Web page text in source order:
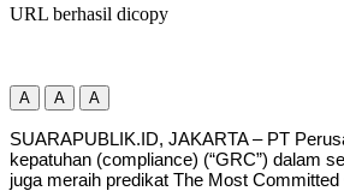
URL berhasil dicopy
A A A
SUARAPUBLIK.ID, JAKARTA – PT
kepatuhan (compliance) (“GRC”) dalam
juga meraih predikat The Most